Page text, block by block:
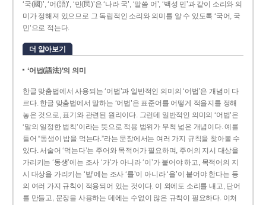
‘국(國)’, ‘어(語)’, ‘민(民)’은 ‘나라 국’, ‘말씀 어’, ‘백성 민’과 같이 소리와 의
미가 정해져 있으므로 그 독립적인 소리와 의미를 알 수 있도록 ‘국어, 국
민’으로 적는다.
더 알아보기
‘어법(語法)’의 의미
한글 맞춤법에서 사용되는 ‘어법’과 일반적인 의미의 ‘어법’은 개념이 다
르다. 한글 맞춤법에서 말하는 ‘어법’은 표준어를 어떻게 적을지를 정해
놓은 것으로, 표기와 관련된 원리이다. 그런데 일반적인 의미의 ‘어법’은
‘말의 일정한 법칙’이라는 뜻으로 적용 범위가 무척 넓은 개념이다. 예를
들어 “동생이 밥을 먹는다.”라는 문장에서는 여러 가지 규칙을 찾아볼 수
있다. 서술어 ‘먹는다’는 주어와 목적어가 필요하며, 주어의 지시 대상을
가리키는 ‘동생’에는 조사 ‘가’가 아니라 ‘이’가 붙어야 하고, 목적어의 지
시 대상을 가리키는 ‘밥’에는 조사 ‘를’이 아니라 ‘을’이 붙어야 한다는 등
의 여러 가지 규칙이 적용되어 있는 것이다. 이 외에도 소리를 내고, 단어
를 만들고, 문장을 사용하는 데에는 수없이 많은 규칙이 필요하다. 이처